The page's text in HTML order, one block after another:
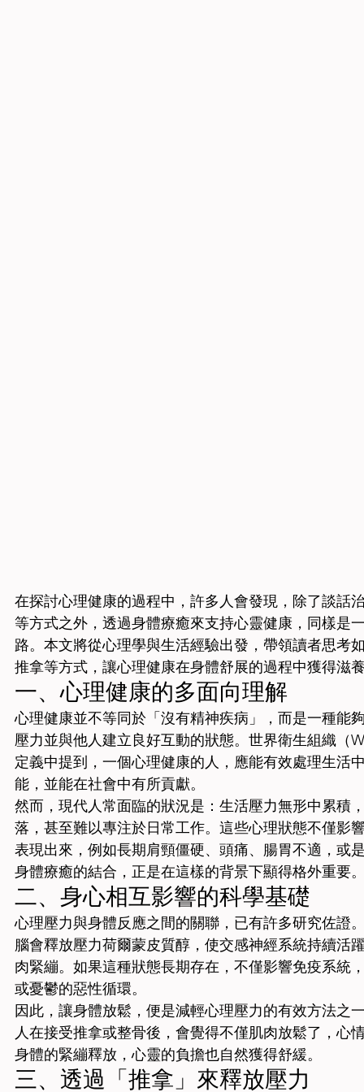
在探討心理健康的過程中，許多人會發現，除了談話
等方式之外，透過身體療癒來支持心靈健康，同樣是
路。本文將從心理學與生活經驗出發，帶領讀者思考
推拿等方式，讓心理健康在身體舒展的過程中獲得滋
一、心理健康的多面向理解
心理健康並不等同於「沒有精神疾病」，而是一種能
壓力並與他人建立良好互動的狀態。世界衛生組織（
定義中提到，一個心理健康的人，應能有效處理生活
能，並能在社會中有所貢獻。
然而，現代人常面臨的狀況是：生活壓力無形中累積
落，甚至難以專注於日常工作。這些心理狀態不僅影
表現出來，例如長期肩頸僵硬、頭痛、腸胃不適，或
身體療癒的結合，正是在這樣的背景下顯得格外重要
二、身心相互影響的科學基礎
心理壓力與身體反應之間的關聯，已有許多研究佐證
腦會釋放壓力荷爾蒙皮質醇，使交感神經系統持續活
肉緊繃。如果這種狀態長期存在，不僅影響免疫系統
或憂鬱的惡性循環。
因此，讓身體放鬆，便是減輕心理壓力的有效方法之
人在接受推拿或整骨後，會覺得不僅肌肉放鬆了，心
身體的緊繃釋放，心靈的負擔也自然獲得舒緩。
三、透過「推拿」來釋放壓力